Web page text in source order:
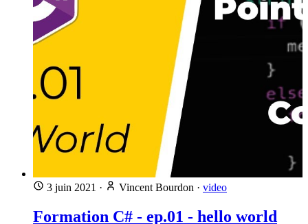
3 juin 2021 · Vincent Bourdon · video
Formation C# - ep.01 - hello world